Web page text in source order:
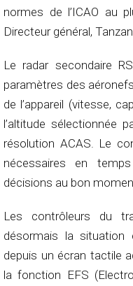
normes de l’ICAO au
Directeur général,
Le radar secondaire
paramètres des
de l’appareil (vitesse,
l’altitude sélectionnée
résolution ACAS. Le
nécessaires en
décisions au bon
Les contrôleurs du
désormais la
depuis un écran tactile
la fonction EFS